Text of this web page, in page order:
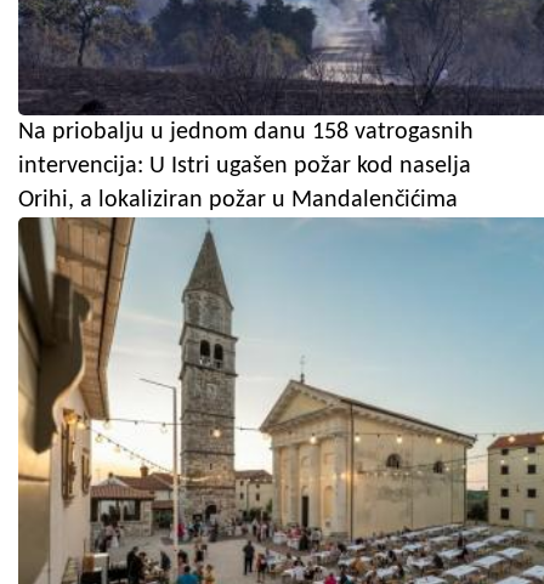
Na priobalju u jednom danu 158 vatrogasnih
intervencija: U Istri ugašen požar kod naselja
Orihi, a lokaliziran požar u Mandalenčićima